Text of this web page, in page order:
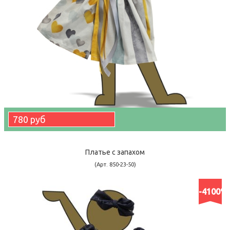
780 руб
Платье с запахом
(Арт. 850-23-50)
-4100%